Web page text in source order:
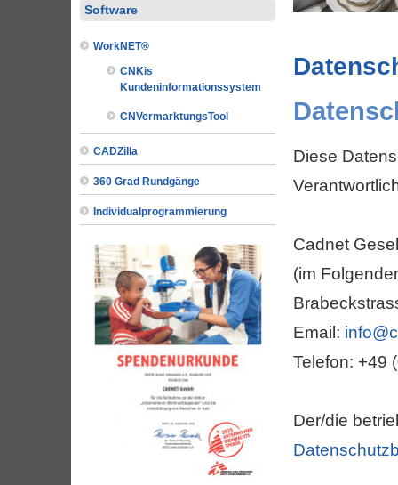
Software
WorkNET®
CNKis
Kundeninformationssystem
CNVermarktungsTool
CADZilla
360 Grad Rundgänge
Individualprogrammierung
Diese
Cadnet
(im
Email:
Telefon: +49
Der/die